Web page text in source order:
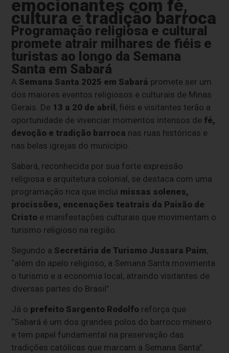
emocionantes com fé,
cultura e tradição barroca
Programação religiosa e cultural
promete atrair milhares de fiéis e
turistas ao longo da Semana
Santa em Sabará
A Semana Santa 2025 em Sabará promete ser um
dos maiores eventos religiosos e culturais de Minas
Gerais. De 13 a 20 de abril , fiéis e visitantes terão a
oportunidade de vivenciar momentos intensos de fé,
devoção e tradição barroca nas ruas históricas e
nas belas igrejas do município.
Sabará, reconhecida por sua forte expressão
religiosa e arquitetura colonial, se destaca com uma
programação rica que inclui missas solenes,
procissões, encenações teatrais da Paixão de
Cristo e manifestações culturais que movimentam o
turismo religioso na região.
Segundo a Secretária de Turismo Jussara Paim,
“além do apelo religioso, a Semana Santa movimenta
o turismo e a economia local, atraindo visitantes de
diversas partes do Brasil”.
Já o prefeito Sargento Rodolfo reforça que
“Sabará é um dos grandes polos do barroco mineiro
e tem papel fundamental na preservação das
tradições católicas que marcam a Semana Santa”.